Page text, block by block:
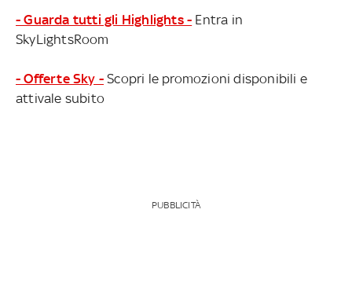
- Guarda tutti gli Highlights - Entra in
SkyLightsRoom
- Offerte Sky - Scopri le promozioni disponibili e
attivale subito
PUBBLICITÀ